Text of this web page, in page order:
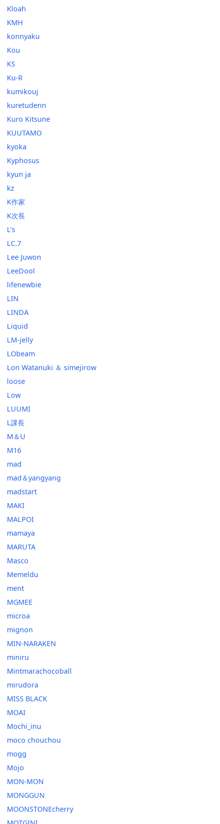
Kloah
KMH
konnyaku
Kou
KS
Ku-R
kumikouj
kuretudenn
Kuro Kitsune
KUUTAMO
kyoka
Kyphosus
kyun ja
kz
K作家
K次長
L’s
LC.7
Lee Juwon
LeeDool
lifenewbie
LIN
LINDA
Liquid
LM-jelly
LObeam
Lon Watanuki ＆ simejirow
loose
Low
LUUMI
L課長
M＆U
M16
mad
mad＆yangyang
madstart
MAKI
MALPOI
mamaya
MARUTA
Masco
Memeldu
ment
MGMEE
microa
mignon
MIN-NARAKEN
miniru
Mintmarachocoball
mirudora
MISS BLACK
MOAI
Mochi_inu
moco chouchou
mogg
Mojo
MON-MON
MONGGUN
MOONSTONEcherry